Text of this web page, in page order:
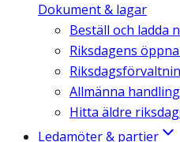
Dokument & lagar
Beställ och ladda
Riksdagens
Allmänna
Hitta äldre
Ledamöter & partier